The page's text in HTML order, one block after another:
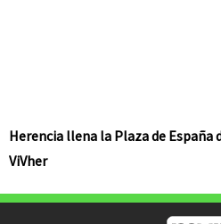
Herencia llena la Plaza de
ViVher